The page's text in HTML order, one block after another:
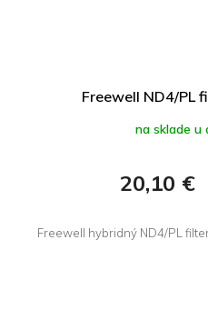
Freewell ND4/PL
na sklade u
20,10 €
Freewell hybridný ND4/PL